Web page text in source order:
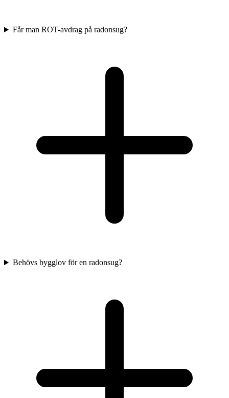
Får man ROT-avdrag på radonsug?
Behövs bygglov för en radonsug?